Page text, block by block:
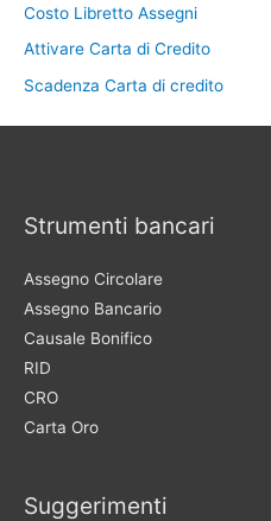
Costo Libretto Assegni
Attivare Carta di Credito
Scadenza Carta di credito
Strumenti bancari
Assegno Circolare
Assegno Bancario
Causale Bonifico
RID
CRO
Carta Oro
Suggerimenti